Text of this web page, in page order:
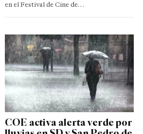
en el Festival de Cine de…
COE activa alerta verde por